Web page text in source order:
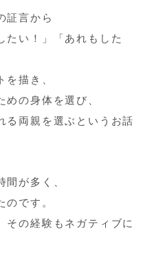
証言から
たい！」「あれもした
を描き、
の身体を選び、
る両親を選ぶというお話
が多く、
のです。
その経験もネガティブに